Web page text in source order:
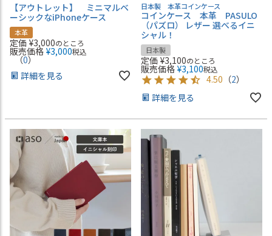
【アウトレット】 ミニマルベ
ーシックなiPhoneケース
本革
定価 ¥3,000のところ
販売価格 ¥3,000税込
（0）
詳細を見る
日本製 本革コインケース
コインケース 本革 PASULO
（パズロ） レザー 選べるイニ
シャル！
日本製
定価 ¥3,100のところ
販売価格 ¥3,100税込
4.50 （2）
詳細を見る